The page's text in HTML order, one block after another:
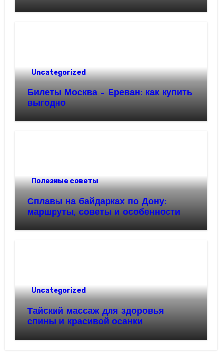
Uncategorized
Билеты Москва – Ереван: как купить
выгодно
Полезные советы
Сплавы на байдарках по Дону:
маршруты, советы и особенности
Uncategorized
Тайский массаж для здоровья
спины и красивой осанки